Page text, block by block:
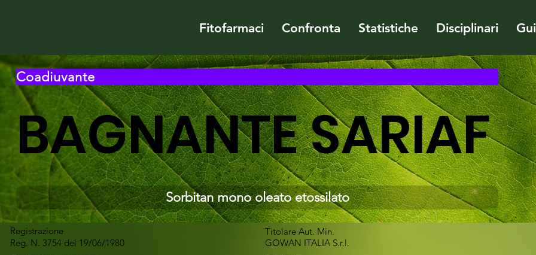
Fitofarmaci Confronta Statistiche Disciplinari
BAGNANTE SARIAF
Coadiuvante
Sorbitan mono oleato etossilato
Registrazione
Reg. N. 3754 del 19/06/1980
Titolare Aut. Min.
GOWAN ITALIA S.r.l.